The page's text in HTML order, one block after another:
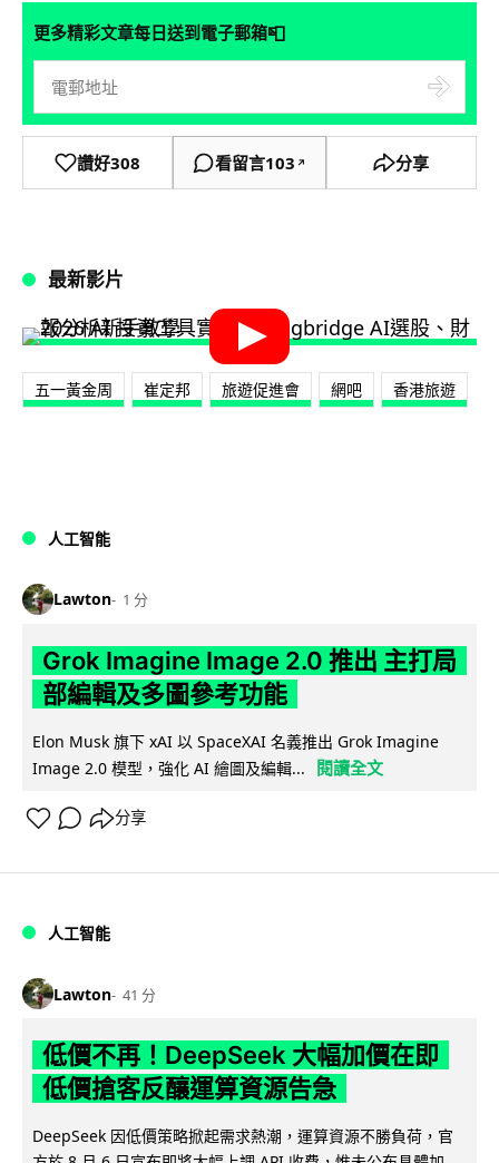
更多精彩文章每日送到電子郵箱📮
讚好308 看留言103 ↗ 分享
最新影片
五一黃金周 崔定邦 旅遊促進會 網吧 香港旅遊
人工智能
Lawton 1 分
Grok Imagine Image 2.0 推出 主打局
部編輯及多圖參考功能
Elon Musk 旗下 xAI 以 SpaceXAI 名義推出 Grok Imagine
Image 2.0 模型，強化 AI 繪圖及編輯...
閱讀全文
分享
人工智能
Lawton 41 分
低價不再！DeepSeek 大幅加價在即
低價搶客反釀運算資源告急
DeepSeek 因低價策略掀起需求熱潮，運算資源不勝負荷，官